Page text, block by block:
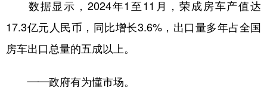
数据显示，2024年1至11月，荣成房车产值达
17.3亿元人民币，同比增长3.6%，出口量多年占全国
房车出口总量的五成以上。
——政府有为懂市场。